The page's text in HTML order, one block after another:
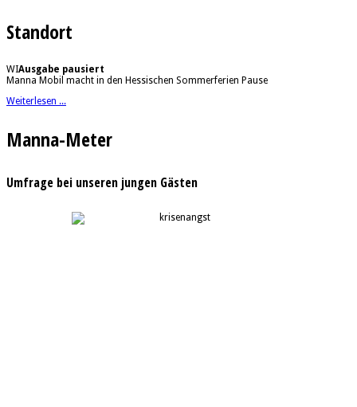
Standort
WIAusgabe pausiert
Manna Mobil macht in den Hessischen Sommerferien Pause
Weiterlesen ...
Manna-Meter
Umfrage bei unseren jungen Gästen